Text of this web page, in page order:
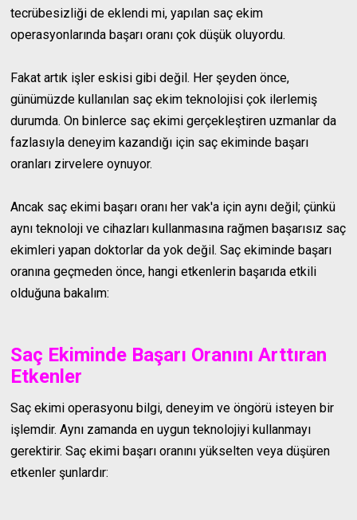
tecrübesizliği de eklendi mi, yapılan saç ekim
operasyonlarında başarı oranı çok düşük oluyordu.
Fakat artık işler eskisi gibi değil. Her şeyden önce,
günümüzde kullanılan saç ekim teknolojisi çok ilerlemiş
durumda. On binlerce saç ekimi gerçekleştiren uzmanlar da
fazlasıyla deneyim kazandığı için saç ekiminde başarı
oranları zirvelere oynuyor.
Ancak saç ekimi başarı oranı her vak'a için aynı değil; çünkü
aynı teknoloji ve cihazları kullanmasına rağmen başarısız saç
ekimleri yapan doktorlar da yok değil. Saç ekiminde başarı
oranına geçmeden önce, hangi etkenlerin başarıda etkili
olduğuna bakalım:
Saç Ekiminde Başarı Oranını Arttıran
Etkenler
Saç ekimi operasyonu bilgi, deneyim ve öngörü isteyen bir
işlemdir. Aynı zamanda en uygun teknolojiyi kullanmayı
gerektirir. Saç ekimi başarı oranını yükselten veya düşüren
etkenler şunlardır: